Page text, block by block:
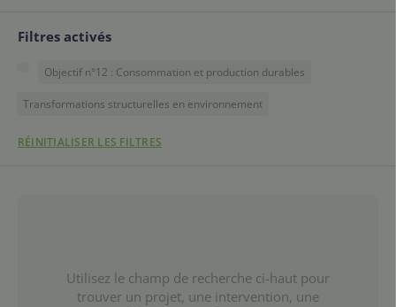
Filtres activés
Objectif n°12 : Consommation et production durables
Transformations structurelles en environnement
RÉINITIALISER LES FILTRES
Utilisez le champ de recherche ci-haut pour
trouver un projet, une intervention, une